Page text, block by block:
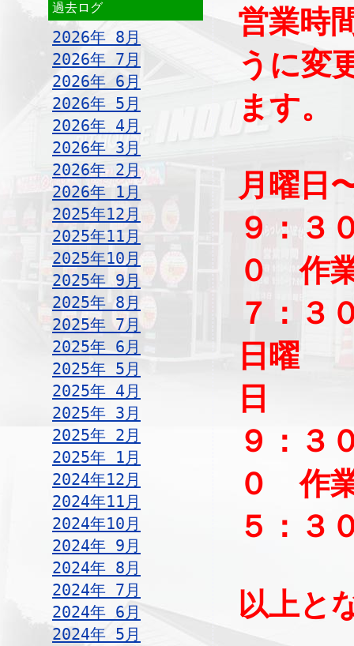
過去ログ
2026年 8月
2026年 7月
2026年 6月
2026年 5月
2026年 4月
2026年 3月
2026年 2月
2026年 1月
2025年12月
2025年11月
2025年10月
2025年 9月
2025年 8月
2025年 7月
2025年 6月
2025年 5月
2025年 4月
2025年 3月
2025年 2月
2025年 1月
2024年12月
2024年11月
2024年10月
2024年 9月
2024年 8月
2024年 7月
2024年 6月
2024年 5月
営業時
うに変
ます。
月曜
９：３
０ 作
７：３
日曜
９：３
０ 作
５：３
以上と